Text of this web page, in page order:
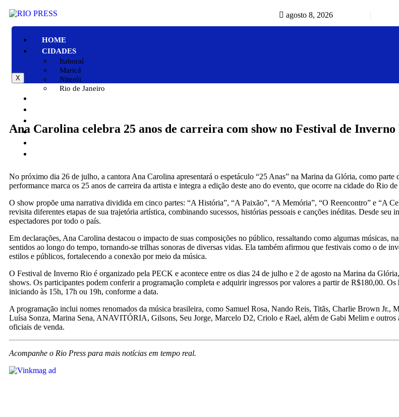
agosto 8, 2026
HOME
CIDADES
Itaboraí
Maricá
Niterói
Rio de Janeiro
POLÍCIA
X
Ana Carolina celebra 25 anos de carreira com show no Festival de Inverno
No próximo dia 26 de julho, a cantora Ana Carolina apresentará o espetáculo “25 Anas” na Marina da Glória, como
performance marca os 25 anos de carreira da artista e integra a edição deste ano do evento, que ocorre na cidade do Rio de
O show propõe uma narrativa dividida em cinco partes: “A História”, “A Paixão”, “A Memória”, “O Reencontro” e “A
revisita diferentes etapas de sua trajetória artística, combinando sucessos, histórias pessoais e canções inéditas. Desde
espectadores por todo o país.
Em declarações, Ana Carolina destacou o impacto de suas composições no público, ressaltando como algumas músicas,
sentidos ao longo do tempo, tornando-se trilhas sonoras de diversas vidas. Ela também afirmou que festivais como o de
estilos e públicos, fortalecendo a conexão por meio da música.
O Festival de Inverno Rio é organizado pela PECK e acontece entre os dias 24 de julho e 2 de agosto na Marina da
shows. Os participantes podem conferir a programação completa e adquirir ingressos por valores a partir de R$180,00.
iniciando às 15h, 17h ou 19h, conforme a data.
A programação inclui nomes renomados da música brasileira, como Samuel Rosa, Nando Reis, Titãs, Charlie Brown
Luísa Sonza, Marina Sena, ANAVITÓRIA, Gilsons, Seu Jorge, Marcelo D2, Criolo e Rael, além de Gabi Melim e outros
oficiais de venda.
Acompanhe o Rio Press para mais notícias em tempo real.